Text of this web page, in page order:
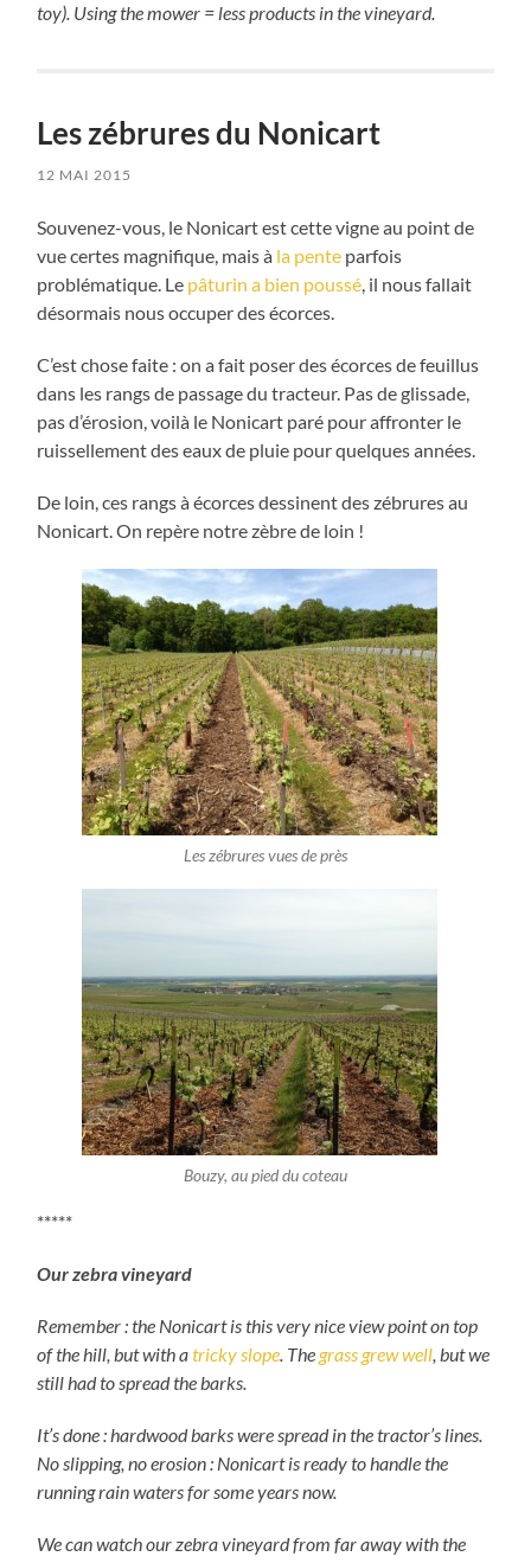
toy). Using the mower = less products in the vineyard.
Les zébrures du Nonicart
12 MAI 2015
Souvenez-vous, le Nonicart est cette vigne au point de
vue certes magnifique, mais à la pente parfois
problématique. Le pâturin a bien poussé, il nous fallait
désormais nous occuper des écorces.
C’est chose faite : on a fait poser des écorces de feuillus
dans les rangs de passage du tracteur. Pas de glissade,
pas d’érosion, voilà le Nonicart paré pour affronter le
ruissellement des eaux de pluie pour quelques années.
De loin, ces rangs à écorces dessinent des zébrures au
Nonicart. On repère notre zèbre de loin !
Les zébrures vues de près
Bouzy, au pied du coteau
*****
Our zebra vineyard
Remember : the Nonicart is this very nice view point on top
of the hill, but with atricky slope. The grass grew well, but we
still had to spread the barks.
It’s done : hardwood barks were spread in the tractor’s lines.
No slipping, no erosion : Nonicart is ready to handle the
running rain waters for some years now.
We can watch our zebra vineyard from far away with the